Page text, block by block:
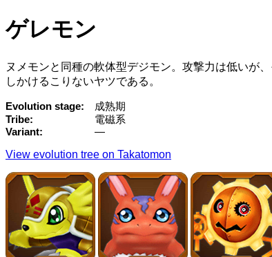
ゲレモン
ヌメモンと同種の軟体型デジモン。攻撃力は低いが
しかけるこりないヤツである。
Evolution stage
成熟期
Tribe
電磁系
Variant
—
View evolution tree on Takatomon